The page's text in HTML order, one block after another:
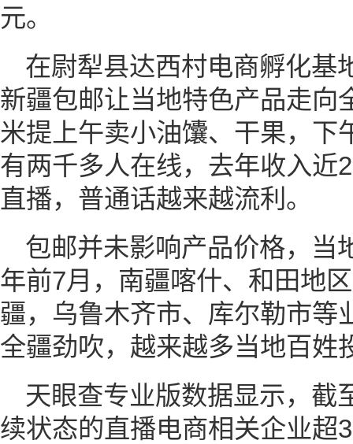
元。
在尉犁县达西村电商孵化基
新疆包邮让当地特色产品走向
米提上午卖小油馕、干果，下
有两千多人在线，去年收入近
直播，普通话越来越流利。
包邮并未影响产品价格，当
年前7月，南疆喀什、和田地
疆，乌鲁木齐市、库尔勒市等
全疆劲吹，越来越多当地百姓
天眼查专业版数据显示，截
续状态的直播电商相关企业超